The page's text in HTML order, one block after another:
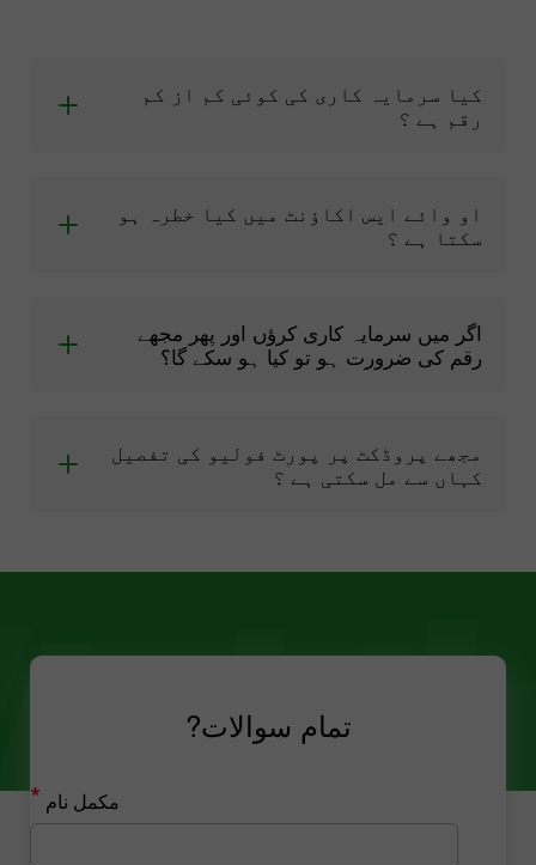
کیا سرمایہ کاری کی کوئی کم از کم
رقم ہے ؟
او وائے ایس اکاؤنٹ میں کیا خطرہ ہو
سکتا ہے ؟
اگر میں سرمایہ کاری کرؤں اور پھر مجھے
رقم کی ضرورت ہو تو کیا ہو سکے گا؟
مجھے پروڈکٹ پر پورٹ فولیو کی تفصیل
کہاں سے مل سکتی ہے ؟
تمام سوالات?
مکمل نام *